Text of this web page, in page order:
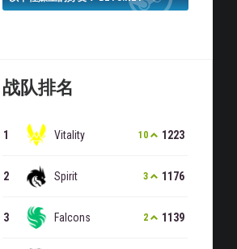
战队排名
Vitality 10 1223
Spirit 3 1176
Falcons 2 1139